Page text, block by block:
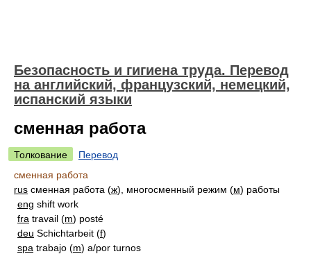
Безопасность и гигиена труда. Перевод
на английский, французский, немецкий,
испанский языки
сменная работа
Толкование
Перевод
сменная работа
rus сменная работа (ж), многосменный режим (м) работы
eng shift work
fra travail (m) posté
deu Schichtarbeit (f)
spa trabajo (m) a/por turnos